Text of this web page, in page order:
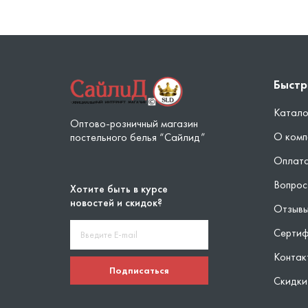
Оптово-розничный магазин
постельного белья “Сайлид”
Хотите быть в курсе
новостей и скидок?
Подписаться
О
Отзывы
Скидки